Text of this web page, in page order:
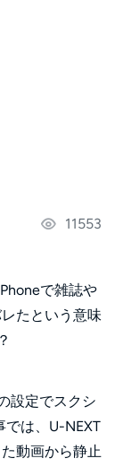
11553
で雑誌や
たという意味
設定でスクシ
では、U-NEXT
動画から静止